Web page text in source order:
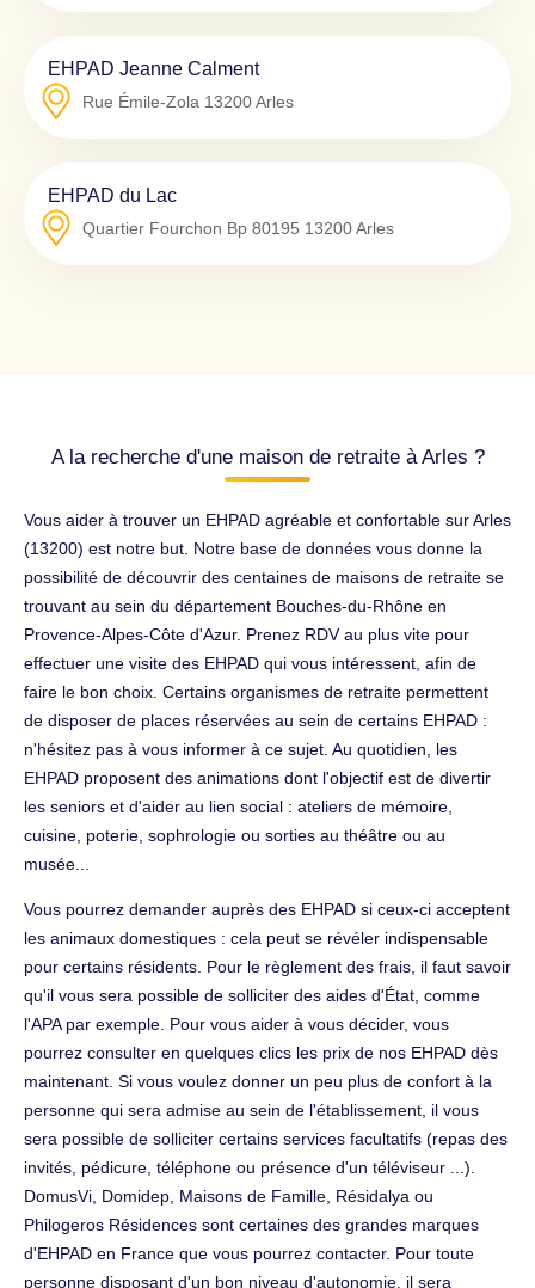
EHPAD Jeanne Calment
Rue Émile-Zola 13200Arles
EHPAD du Lac
Quartier Fourchon Bp 80195 13200Arles
A la recherche d'une maison de retraite à Arles ?
Vous aider à trouver un EHPAD agréable et confortable sur Arles
(13200) est notre but. Notre base de données vous donne la
possibilité de découvrir des centaines de maisons de retraite se
trouvant au sein du département Bouches-du-Rhône en
Provence-Alpes-Côte d'Azur. Prenez RDV au plus vite pour
effectuer une visite des EHPAD qui vous intéressent, afin de
faire le bon choix. Certains organismes de retraite permettent
de disposer de places réservées au sein de certains EHPAD :
n'hésitez pas à vous informer à ce sujet. Au quotidien, les
EHPAD proposent des animations dont l'objectif est de divertir
les seniors et d'aider au lien social : ateliers de mémoire,
cuisine, poterie, sophrologie ou sorties au théâtre ou au
musée...
Vous pourrez demander auprès des EHPAD si ceux-ci acceptent
les animaux domestiques : cela peut se révéler indispensable
pour certains résidents. Pour le règlement des frais, il faut savoir
qu'il vous sera possible de solliciter des aides d'État, comme
l'APA par exemple. Pour vous aider à vous décider, vous
pourrez consulter en quelques clics les prix de nos EHPAD dès
maintenant. Si vous voulez donner un peu plus de confort à la
personne qui sera admise au sein de l'établissement, il vous
sera possible de solliciter certains services facultatifs (repas des
invités, pédicure, téléphone ou présence d'un téléviseur ...).
DomusVi, Domidep, Maisons de Famille, Résidalya ou
Philogeros Résidences sont certaines des grandes marques
d'EHPAD en France que vous pourrez contacter. Pour toute
personne disposant d'un bon niveau d'autonomie, il sera